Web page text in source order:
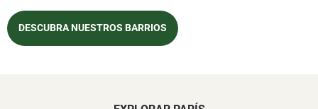
DESCUBRA NUESTROS BARRIOS